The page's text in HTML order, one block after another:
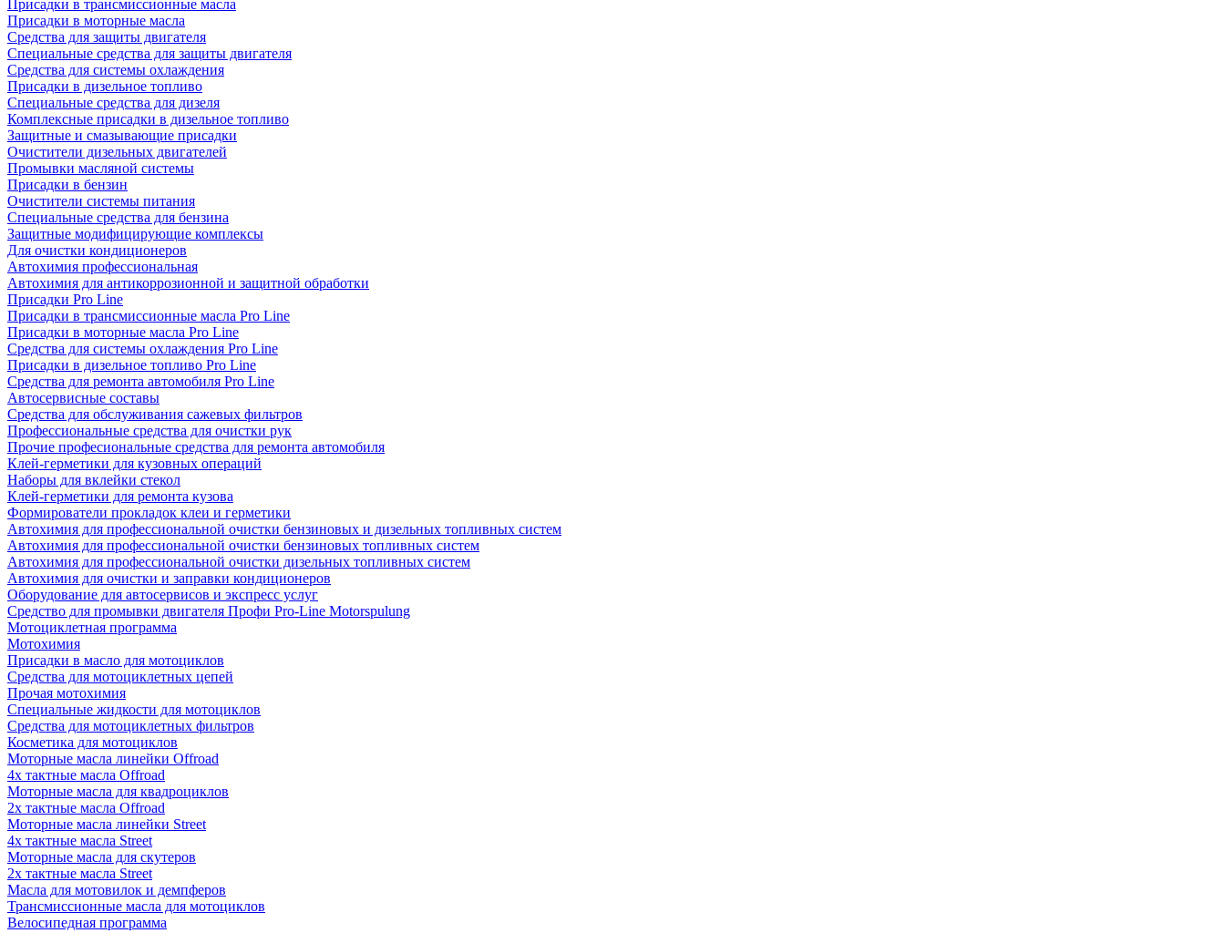
Присадки в трансмиссионные масла
Присадки в моторные масла
Средства для защиты двигателя
Специальныe средства для защиты двигателя
Средства для системы охлаждения
Присадки в дизельное топливо
Спeциальные средства для дизеля
Комплексные присадки в дизельное топливо
Защитные и смазывающие присадки
Очистители дизельных двигателей
Промывки масляной системы
Присадки в бензин
Очистители системы питания
Специальные срeдства для бензина
Защитные модифицирующие комплексы
Для очистки кондиционеров
Автохимия профессиональная
Автохимия для антикоррозионной и защитной обработки
Присадки Pro Line
Присадки в трансмиссионные масла Pro Line
Присадки в моторные масла Pro Line
Средства для системы охлаждения Pro Line
Присадки в дизельное топливо Pro Line
Средства для ремонта автомобиля Pro Line
Автосервисные составы
Средства для обслуживания сажевых фильтров
Профессиональные средства для очистки рук
Прочие професиональные средства для ремонта автомобиля
Клей-герметики для кузовных операций
Наборы для вклейки стекол
Клей-герметики для ремонта кузова
Формирователи прокладок клеи и герметики
Автохимия для профессиональной очистки бензиновых и дизельных топливных систем
Автохимия для профессиональной очистки бензиновых топливных систем
Автохимия для профессиональной очистки дизельных топливных систем
Автохимия для очистки и заправки кондиционеров
Оборудование для автосервисов и экспресс услуг
Средство для промывки двигателя Профи Pro-Line Motorspulung
Мотоциклетная программа
Мотохимия
Присадки в масло для мотоциклов
Средства для мотоциклетных цепей
Прочая мотохимия
Специальные жидкости для мотоциклов
Средства для мотоциклетных фильтров
Косметика для мотоциклов
Моторные масла линейки Offroad
4х тактные масла Offroad
Моторные масла для квадроциклов
2х тактные масла Offroad
Моторные масла линейки Street
4х тактные масла Street
Моторные масла для скутеров
2х тактные масла Street
Масла для мотовилок и демпферов
Трансмиссионные масла для мотоциклов
Велосипедная программа